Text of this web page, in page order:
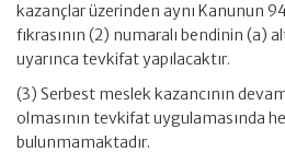
kazançlar üzerinden aynı Kanunun
fıkrasının (2) numaralı bendinin (a)
uyarınca tevkifat yapılacaktır.
(3) Serbest meslek kazancının
olmasının tevkifat uygulamasında
bulunmamaktadır.